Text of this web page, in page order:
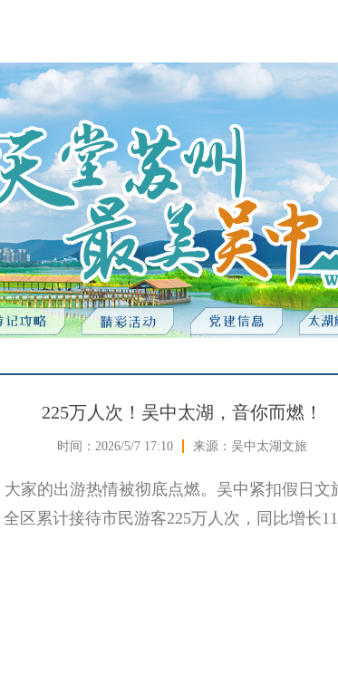
225万人次！吴中太湖，音你而燃！
时间：2026/5/7 17:10 来源：吴中太湖文旅
家的出游热情被彻底点燃。吴中紧扣假日
区累计接待市民游客225万人次，同比增长